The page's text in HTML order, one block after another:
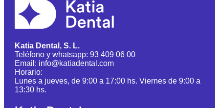
Katia Dental, S. L.
Teléfono y whatsapp: 93 409 06 00
Email: info@katiadental.com
Horario:
Lunes a jueves, de 9:00 a 17:00 hs. Viernes de 9:00 a
13:30 hs.